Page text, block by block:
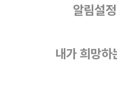
알림설
내가 희망